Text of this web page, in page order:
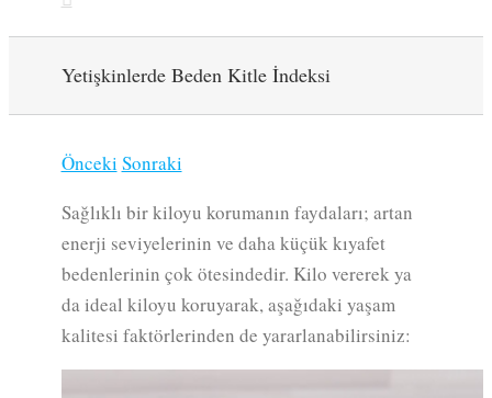
Yetişkinlerde Beden Kitle İndeksi
Önceki Sonraki
Sağlıklı bir kiloyu korumanın faydaları; artan
enerji seviyelerinin ve daha küçük kıyafet
bedenlerinin çok ötesindedir. Kilo vererek ya
da ideal kiloyu koruyarak, aşağıdaki yaşam
kalitesi faktörlerinden de yararlanabilirsiniz: